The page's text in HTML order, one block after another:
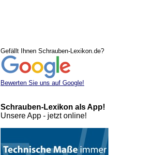
Gefällt Ihnen Schrauben-Lexikon.de?
Bewerten Sie uns auf Google!
Schrauben-Lexikon als App!
Unsere App - jetzt online!